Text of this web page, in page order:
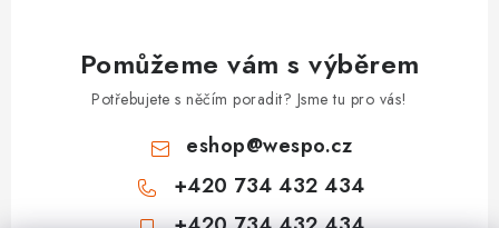
Pomůžeme vám s výběrem
Potřebujete s něčím poradit? Jsme tu pro vás!
eshop@wespo.cz
+420 734 432 434